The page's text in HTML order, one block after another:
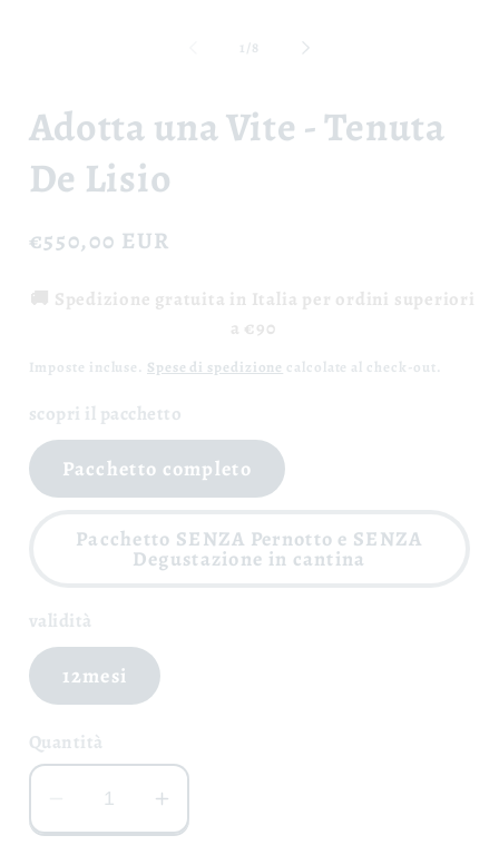
1/su8
Adotta una Vite - Tenuta
De Lisio
Prezzo
listino
€550,00 EUR
🚚 Spedizione gratuita in Italia per ordini superiori
a €90
Imposte incluse. Spese di spedizione calcolate al check-out.
scopri il pacchetto
Pacchetto completo
Pacchetto SENZA Pernotto e SENZA
Degustazione in cantina
validità
12mesi
Quantità
Diminuisci
quantità
Aumenta
quantità